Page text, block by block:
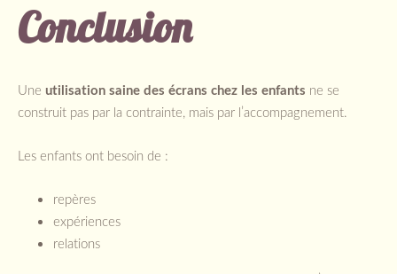
Conclusion
Une utilisation saine des écrans chez les enfants ne se
construit pas par la contrainte, mais par l’accompagnement.
Les enfants ont besoin de :
repères
expériences
relations